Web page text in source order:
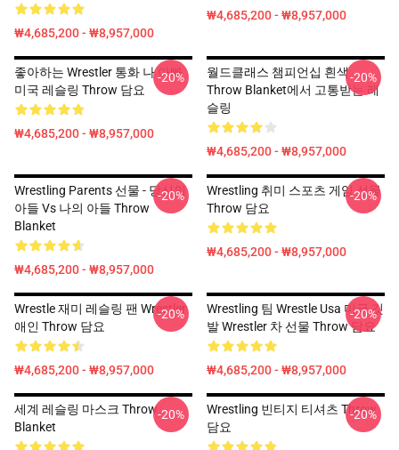
₩4,685,200 - ₩8,957,000
₩4,685,200 - ₩8,957,000
좋아하는 Wrestler 통화 나 아빠
미국 레슬링 Throw 담요
₩4,685,200 - ₩8,957,000
-20%
월드클래스 챔피언십 흰색
Throw Blanket에서 고통받는 레
슬링
₩4,685,200 - ₩8,957,000
-20%
Wrestling Parents 선물 - 당신의
아들 Vs 나의 아들 Throw
Blanket
₩4,685,200 - ₩8,957,000
-20%
Wrestling 취미 스포츠 게임 선물
Throw 담요
₩4,685,200 - ₩8,957,000
-20%
Wrestle 재미 레슬링 팬 Wrestler
애인 Throw 담요
₩4,685,200 - ₩8,957,000
-20%
Wrestling 팀 Wrestle Usa 미국 깃
발 Wrestler 차 선물 Throw 담요
₩4,685,200 - ₩8,957,000
-20%
세계 레슬링 마스크 Throw
Blanket
-20%
Wrestling 빈티지 티셔츠 Throw
담요
-20%